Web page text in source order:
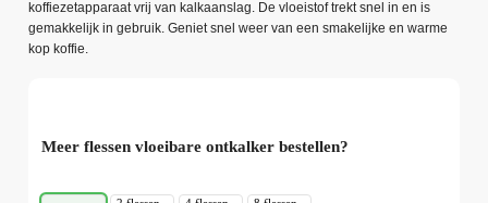
koffiezetapparaat vrij van kalkaanslag. De vloeistof trekt snel in en is
gemakkelijk in gebruik. Geniet snel weer van een smakelijke en warme
kop koffie.
Meer flessen vloeibare ontkalker bestellen?